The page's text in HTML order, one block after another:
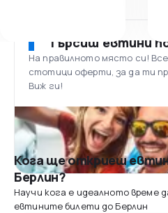
Търсиш евтини
На правилното място си!
стотици оферти, за да ти
Виж ги!
Кога ще откриеш
Берлин?
Научи кога е идеалното време
евтините билети до Берлин